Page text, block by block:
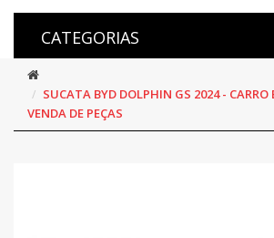
CATEGORIAS
SUCATA BYD DOLPHIN GS 2024 -
VENDA DE PEÇAS